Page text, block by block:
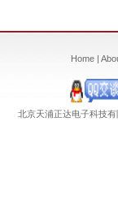
Home |
北京天浦正达电子科技